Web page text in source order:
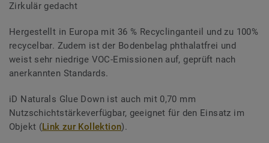
Zirkulär gedacht
Hergestellt in Europa mit 36 % Recyclinganteil und zu 100%
recycelbar. Zudem ist der Bodenbelag phthalatfrei und
weist sehr niedrige VOC-Emissionen auf, geprüft nach
anerkannten Standards.
iD Naturals Glue Down ist auch mit 0,70 mm
Nutzschichtstärkeverfügbar, geeignet für den Einsatz im
Objekt (Link zur Kollektion).